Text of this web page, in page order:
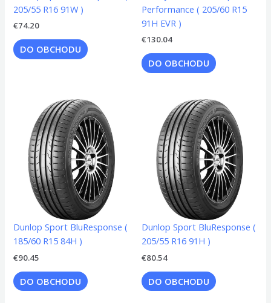
205/55 R16 91W )
€74.20
DO OBCHODU
Performance ( 205/60 R15
91H EVR )
€130.04
DO OBCHODU
Dunlop Sport BluResponse (
185/60 R15 84H )
€90.45
DO OBCHODU
Dunlop Sport BluResponse (
205/55 R16 91H )
€80.54
DO OBCHODU